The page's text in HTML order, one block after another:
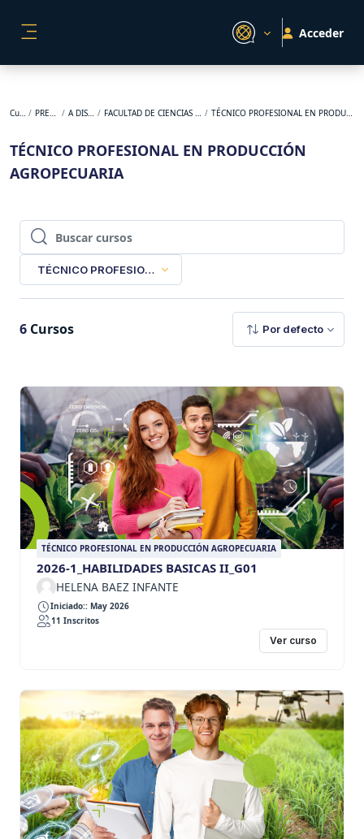
Acceder
Cursos PREGRADO A DISTANCIA FACULTAD DE CIENCIAS AGROPECUARIAS TÉCNICO PROFESIONAL EN PRODUCCIÓN AGROPECUARIA
TÉCNICO PROFESIONAL EN PRODUCCIÓN
AGROPECUARIA
Buscar cursos
Buscar cursos
TÉCNICO PROFESIONAL EN PRODUCCIÓN AGROPECUARIA
6 Cursos Por defecto
TÉCNICO PROFESIONAL EN PRODUCCIÓN AGROPECUARIA
2026-1_HABILIDADES BASICAS II_G01
HELENA BAEZ INFANTE
Iniciado:: May 2026
11 Inscritos
Ver curso